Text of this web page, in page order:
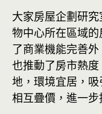
大家房屋企劃研
物中心所在區域
了商業機能完善
也推動了房市熱
地，環境宜居，
相互疊價，進一